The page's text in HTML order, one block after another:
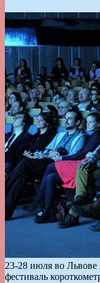
23-28 июля во Львове
фестиваль